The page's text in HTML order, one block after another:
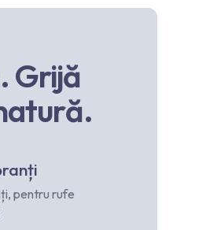
Grijă
pentru rufe